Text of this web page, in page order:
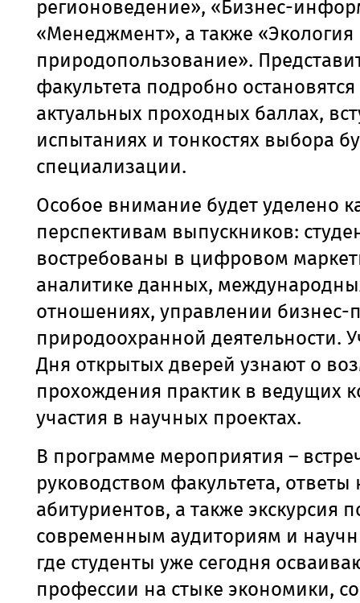
регионоведение», «Бизнес-
«Менеджмент», а также «Экология
природопользование».
факультета подробно
актуальных проходных баллах,
испытаниях и тонкостях выбора
специализации.
Особое внимание будет уделено
перспективам выпускников:
востребованы в цифровом
аналитике данных,
отношениях, управлении бизнес-
природоохранной деятельности.
Дня открытых дверей узнают о
прохождения практик в ведущих
участия в научных проектах.
В программе мероприятия –
руководством факультета,
абитуриентов, а также экскурсия
современным аудиториям и
где студенты уже сегодня
профессии на стыке экономики,